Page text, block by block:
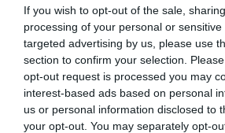
If you wish to opt-out of the sale,
processing of your personal or
targeted advertising by us, please use
section to confirm your selection.
opt-out request is processed you may
interest-based ads based on personal
us or personal information disclosed to
your opt-out. You may separately opt-
Marcelo Gullo: “El trabajo
historia, de poner la
desmontar la falsificación,
cristiano"
por Hispanidad
Artículos anteriores